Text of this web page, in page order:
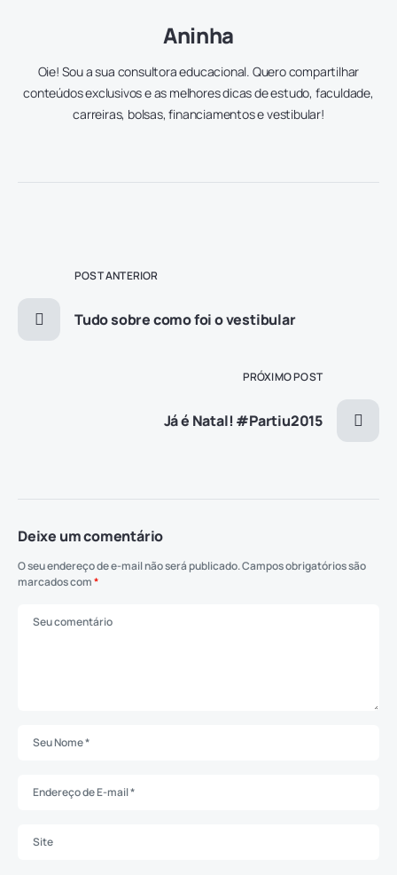
Aninha
Oie! Sou a sua consultora educacional. Quero compartilhar
conteúdos exclusivos e as melhores dicas de estudo, faculdade,
carreiras, bolsas, financiamentos e vestibular!
POST ANTERIOR
Tudo sobre como foi o vestibular
PRÓXIMO POST
Já é Natal! #Partiu2015
Deixe um comentário
O seu endereço de e-mail não será publicado.Campos obrigatórios são
marcados com*